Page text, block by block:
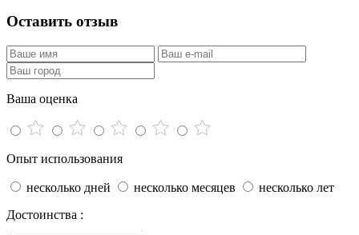
Оставить отзыв
Ваша оценка
Опыт использования
несколько дней несколько месяцев
несколько лет
Достоинства :